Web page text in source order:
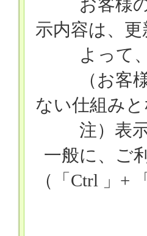
お客様
示内容は、更
よって、
（お客
ない仕組み
注）表
一般に、ご
（「 Ctrl 」 + 「